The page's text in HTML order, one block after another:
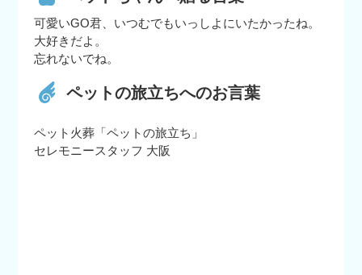
可愛いGO君、いつむでもいっしよにいたかったね。
大好きだよ。
忘れないでね。
ペットの旅立ちへのお言葉
ペット火葬「ペットの旅立ち」
セレモニースタッフ 大阪